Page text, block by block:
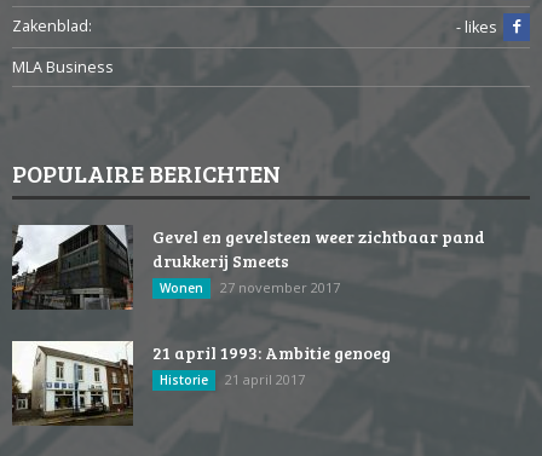
Zakenblad:
- likes
MLA Business
POPULAIRE BERICHTEN
Gevel en gevelsteen weer zichtbaar pand
drukkerij Smeets
Wonen 27 november 2017
21 april 1993: Ambitie genoeg
Historie 21 april 2017